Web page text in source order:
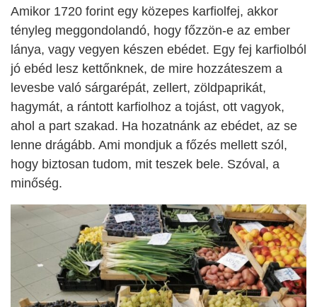
Amikor 1720 forint egy közepes karfiolfej, akkor
tényleg meggondolandó, hogy főzzön-e az ember
lánya, vagy vegyen készen ebédet. Egy fej karfiolból
jó ebéd lesz kettőnknek, de mire hozzáteszem a
levesbe való sárgarépát, zellert, zöldpaprikát,
hagymát, a rántott karfiolhoz a tojást, ott vagyok,
ahol a part szakad. Ha hozatnánk az ebédet, az se
lenne drágább. Ami mondjuk a főzés mellett szól,
hogy biztosan tudom, mit teszek bele. Szóval, a
minőség.